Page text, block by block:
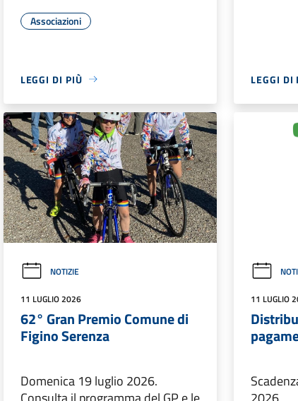
Associazioni
LEGGI DI PIÙ LEGGI DI
NOTIZIE
11 LUGLIO 2026
62° Gran Premio Comune di
Figino Serenza
Domenica 19 luglio 2026.
11 LUGLIO